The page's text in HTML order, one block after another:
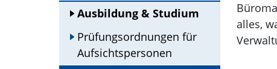
Ausbildung & Studium
Prüfungsordnungen für
Aufsichtspersonen
alles,